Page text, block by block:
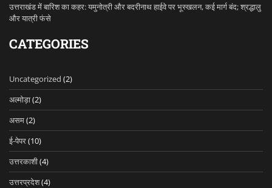
उत्तराखंड में बारिश का कहर: यमुनोत्री और बदरीनाथ हाईवे पर भूस्खलन, कई मार्ग बंद; श्रद्धालु
और यात्री फंसे
CATEGORIES
Uncategorized (2)
अल्मोड़ा(2)
असम(2)
ई-पेपर(10)
उत्तरकाशी(4)
उत्तरप्रदेश(4)